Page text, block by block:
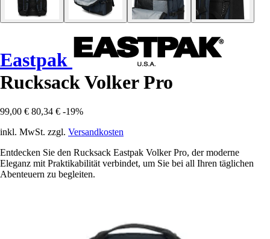
Eastpak
Rucksack Volker Pro
99,00 € 80,34 € -19%
inkl. MwSt. zzgl. Versandkosten
Entdecken Sie den Rucksack Eastpak Volker Pro, der moderne
Eleganz mit Praktikabilität verbindet, um Sie bei all Ihren täglichen
Abenteuern zu begleiten.